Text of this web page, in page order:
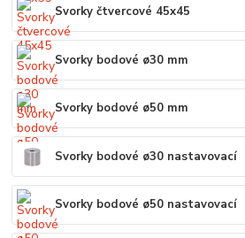
Svorky čtvercové 45x45
Svorky bodové ø30 mm
Svorky bodové ø50 mm
Svorky bodové ø30 nastavovací
Svorky bodové ø50 nastavovací